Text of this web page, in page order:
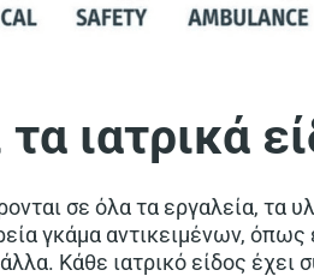
τα ιατρικά
σε όλα τα εργαλεία, τα
γκάμα αντικειμένων,
Κάθε ιατρικό είδος έχει